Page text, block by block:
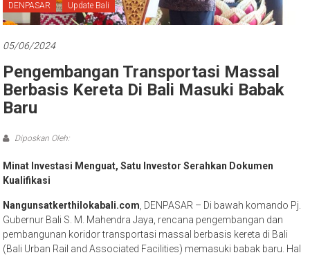
Bali
DENPASAR Update Bali
05/06/2024
Pengembangan Transportasi Massal
Berbasis Kereta Di Bali Masuki Babak
Baru
Diposkan Oleh:
Minat Investasi Menguat, Satu Investor Serahkan Dokumen
Kualifikasi
Nangunsatkerthilokabali.com , DENPASAR – Di bawah komando Pj.
Gubernur Bali S. M. Mahendra Jaya, rencana pengembangan dan
pembangunan koridor transportasi massal berbasis kereta di Bali
(Bali Urban Rail and Associated Facilities) memasuki babak baru. Hal